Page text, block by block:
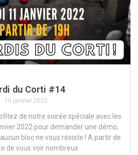
du Corti #14
10 janvier 2022
de notre soirée spéciale avec les
2022 pour demander une démo,
bloc ne vous résiste ! A partir de
de vous voir nombreux